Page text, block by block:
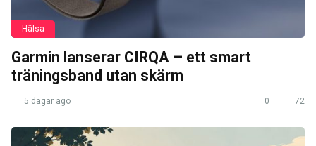
Hälsa
Garmin lanserar CIRQA – ett smart
träningsband utan skärm
5 dagar ago 0 72